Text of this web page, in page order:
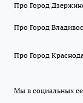
Про Город
Про Город
Про Город
Мы в социальных